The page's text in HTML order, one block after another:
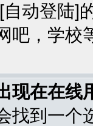
动登陆]
吧，学
现在在线
找到一个